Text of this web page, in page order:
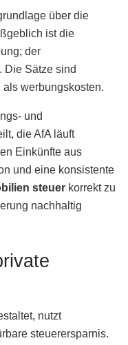
über die
ist die
der
Die Sätze sind
werbungskosten.
und
die AfA läuft
Einkünfte aus
und eine konsistente
steuer korrekt zu
nachhaltig
nutzt
steuerersparnis.